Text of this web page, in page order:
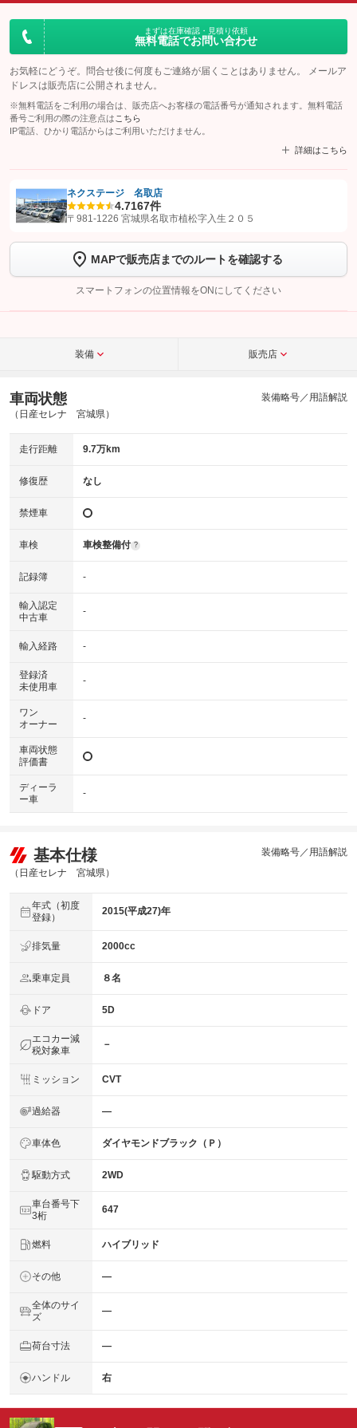
まずは在庫確認・見積り依頼
無料電話でお問い合わせ
お気軽にどうぞ。問合せ後に何度もご連絡が届くことはありません。 メールア
ドレスは販売店に公開されません。
※無料電話をご利用の場合は、販売店へお客様の電話番号が通知されます。無料電話
番号ご利用の際の注意点は こちら
IP電話、ひかり電話からはご利用いただけません。
詳細はこちら
【STEP1】認証画面でグーネットを友だち追加してから「許可する」ボタンを押
トーク画面で
ボタンをタップして問い合わせを
完了してください。
こちら
ネクステージ 名取店
4.7167件
〒981-1226 宮城県名取市植松字入生２０５
MAPで販売店までのルートを確認する
スマートフォンの位置情報をONにしてください
装備 販売店
車両状態
（日産セレナ 宮城県）
装備略号／用語解説
走行距離 9.7万km
修復歴 なし
禁煙車
車検 車検整備付 ?
記録簿 -
輸入認定
中古車
-
輸入経路 -
登録済
未使用車
-
ワン
オーナー
-
車両状態
評価書
ディーラ
ー車
-
基本仕様
（日産セレナ 宮城県）
装備略号／用語解説
年式（初度
登録）
2015(平成27)年
排気量 2000cc
乗車定員 ８名
ドア 5D
エコカー減
税対象車
－
ミッション CVT
過給器 ―
車体色 ダイヤモンドブラック（Ｐ）
駆動方式 2WD
車台番号下
3桁
647
燃料 ハイブリッド
その他 ―
全体のサイ
ズ
―
荷台寸法 ―
ハンドル 右